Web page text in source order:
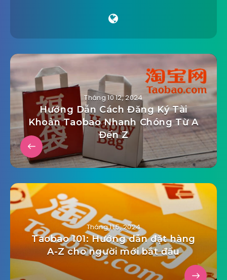
Tháng 10 12, 2024
Hướng Dẫn Cách Đăng Ký Tài
Khoản Taobao Nhanh Chóng Từ A
Đến Z
Tháng 11 5, 2024
Taobao 101: Hướng dẫn đặt hàng
A-Z cho người mới bắt đầu